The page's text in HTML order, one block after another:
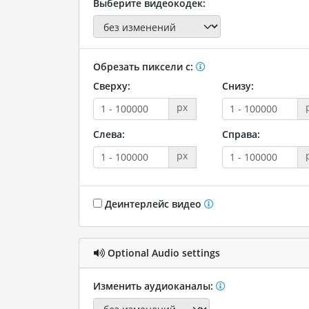
Выберите видеокодек:
Обрезать пиксели с:
Сверху:
px
Снизу:
Слева:
px
Справа:
Деинтерлейс видео
Optional Audio settings
Изменить аудиоканалы: